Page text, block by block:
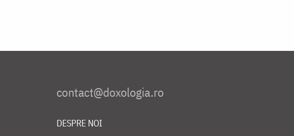
DESPRE NOI